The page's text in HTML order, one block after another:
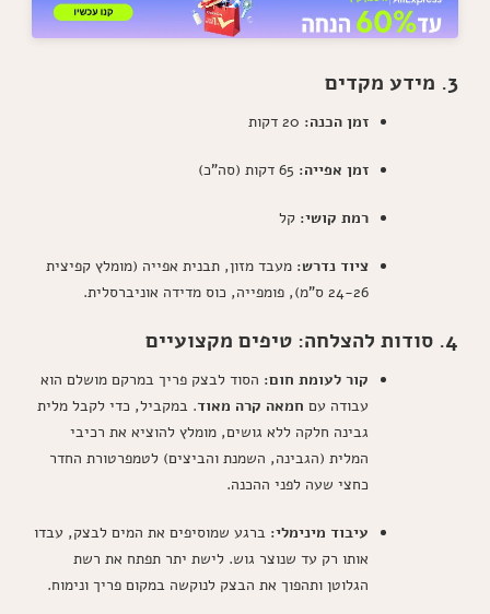
3. מידע מקדים
זמן הכנה:
זמן אפייה:
רמת קושי: קל
ציוד נדרש: מעבד מזון, תבנית אפייה (מומלץ קפיצית
24-26 ס"מ), פומפייה, כוס מדידה אוניברסלית.
4. סודות להצלחה: טיפים מקצועיים
קור לעומת חום: הסוד לבצק פריך במרקם מושלם הוא
עבודה עם חמאה קרה מאוד. במקביל, כדי לקבל מלית
גבינה חלקה ללא גושים, מומלץ להוציא את רכיבי
המלית (הגבינה, השמנת והביצים) לטמפרטורת החדר
כחצי שעה לפני ההכנה.
עיבוד מינימלי: ברגע שמוסיפים את המים לבצק, עבדו
אותו רק עד שנוצר גוש. לישת יתר תפתח את רשת
הגלוטן ותהפוך את הבצק לנוקשה במקום פריך ונימוח.